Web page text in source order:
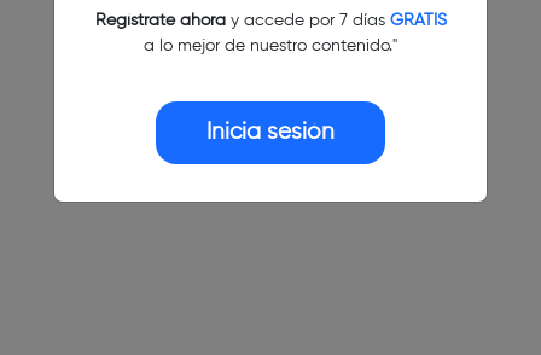
Regístrate ahoray accede por 7 días GRATIS
a lo mejor de nuestro contenido."
Inicia sesión